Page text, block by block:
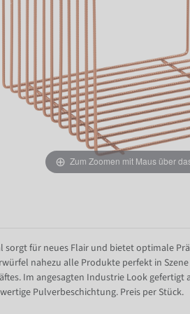
Zum Zoomen mit Maus über
sorgt für neues Flair und bietet optimale
nahezu alle Produkte perfekt in
Im angesagten Industrie Look
Pulverbeschichtung. Preis per Stück.